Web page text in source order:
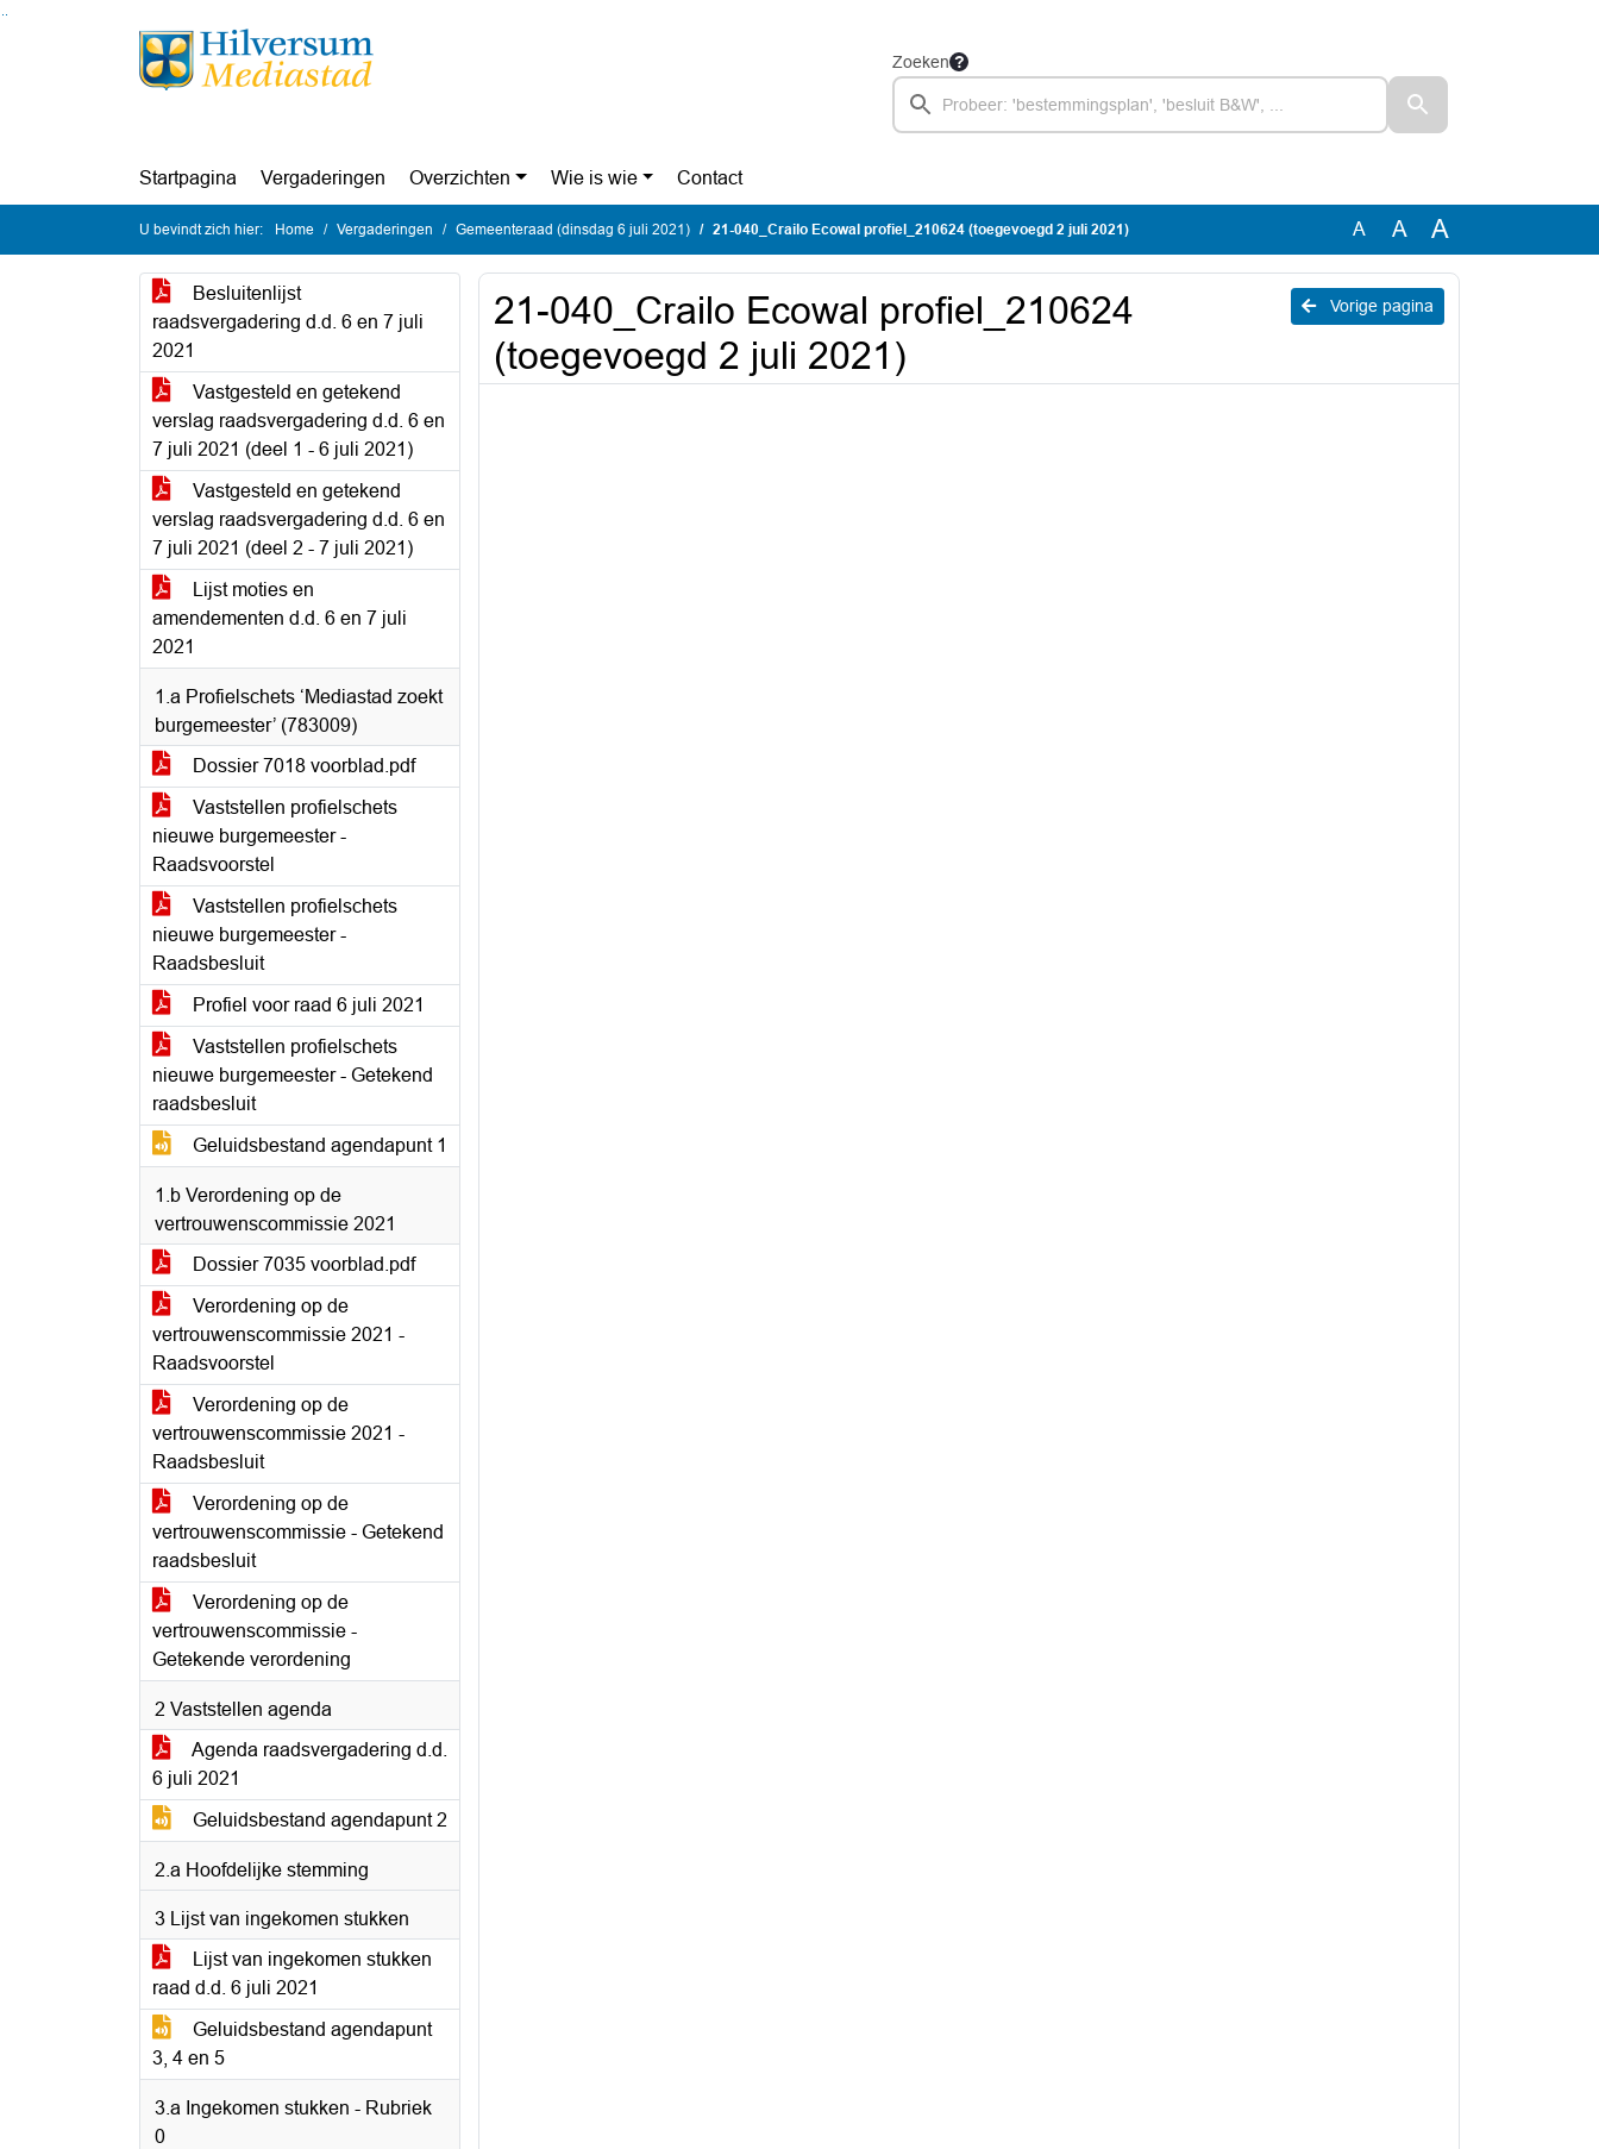
Ga naar de inhoud van deze pagina
Ga naar het zoeken
Ga naar het menu
Zoeken
Startpagina Vergaderingen Overzichten Wie is wie Contact
U bevindt zich hier: Home Vergaderingen Gemeenteraad (dinsdag 6 juli 2021) 21-040_Crailo Ecowal profiel_210624 (toegevoegd 2 juli 2021) A A A
Besluitenlijst
raadsvergadering d.d. 6 en 7 juli
2021
Vastgesteld en getekend
verslag raadsvergadering d.d. 6 en
7 juli 2021 (deel 1 - 6 juli 2021)
Vastgesteld en getekend
verslag raadsvergadering d.d. 6 en
7 juli 2021 (deel 2 - 7 juli 2021)
Lijst moties en
amendementen d.d. 6 en 7 juli
2021
1.a Profielschets ‘Mediastad zoekt
burgemeester’ (783009)
Dossier 7018 voorblad.pdf
Vaststellen profielschets
nieuwe burgemeester -
Raadsvoorstel
Vaststellen profielschets
nieuwe burgemeester -
Raadsbesluit
Profiel voor raad 6 juli 2021
Vaststellen profielschets
nieuwe burgemeester - Getekend
raadsbesluit
Geluidsbestand agendapunt 1
1.b Verordening op de
vertrouwenscommissie 2021
Dossier 7035 voorblad.pdf
Verordening op de
vertrouwenscommissie 2021 -
Raadsvoorstel
Verordening op de
vertrouwenscommissie 2021 -
Raadsbesluit
Verordening op de
vertrouwenscommissie - Getekend
raadsbesluit
Verordening op de
vertrouwenscommissie -
Getekende verordening
2 Vaststellen agenda
Agenda raadsvergadering d.d.
6 juli 2021
Geluidsbestand agendapunt 2
2.a Hoofdelijke stemming
3 Lijst van ingekomen stukken
Lijst van ingekomen stukken
raad d.d. 6 juli 2021
Geluidsbestand agendapunt
3, 4 en 5
3.a Ingekomen stukken - Rubriek
0
Vorige pagina
21-040_Crailo Ecowal profiel_210624
(toegevoegd 2 juli 2021)